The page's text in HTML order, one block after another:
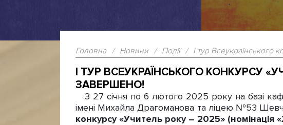
Головна / Новини / Події / І тур Всеукраїнського
І ТУР ВСЕУКРАЇНСЬКОГО КОНКУРСУ
ЗАВЕРШЕНО!
З 27 січня по 6 лютого 2025 року на базі
імені Михайла Драгоманова та ліцею №53
конкурсу «Учитель року – 2025» (номінація